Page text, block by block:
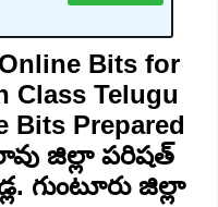
Bits for
Class Telugu
Bits Prepared
జిల్లా పరిషత్
గుంటూరు జిల్లా